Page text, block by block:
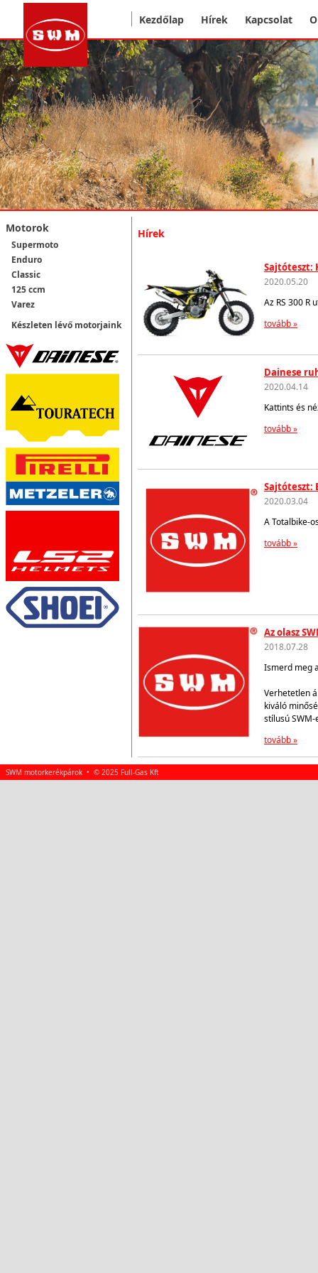
Kezdőlap Hírek Kapcsolat
Motorok
Supermoto
Enduro
Classic
125 ccm
Varez
Készleten lévő motorjaink
Hírek
Sajtóteszt:
2020.05.20
Az RS 300 R
tovább »
Dainese
2020.04.14
Kattints és
tovább »
Sajtóteszt:
2020.03.04
A Totalbike-
tovább »
Az olasz
2018.07.28
Ismerd meg
Verhetetlen
kiváló
stílusú SWM-
tovább »
SWM motorkerékpárok • © 2025 Full-Gas Kft